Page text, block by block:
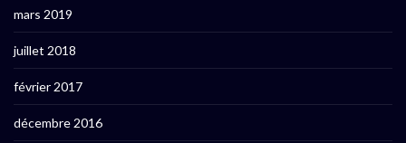
mars 2019
juillet 2018
février 2017
décembre 2016